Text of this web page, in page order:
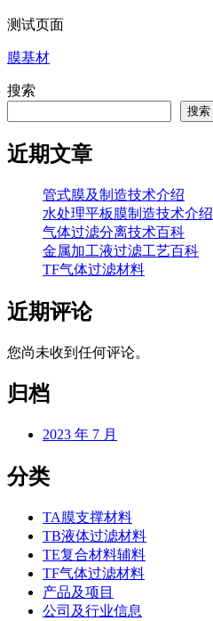
测试页面
膜基材
搜索
搜索
近期文章
管式膜及制造技术介绍
水处理平板膜制造技术介绍
气体过滤分离技术百科
金属加工液过滤工艺百科
TF气体过滤材料
近期评论
您尚未收到任何评论。
归档
2023 年 7 月
分类
TA膜支撑材料
TB液体过滤材料
TE复合材料辅料
TF气体过滤材料
产品及项目
公司及行业信息